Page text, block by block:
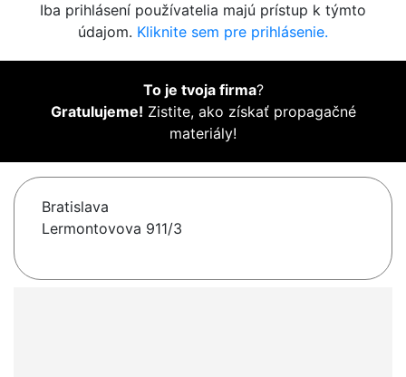
Iba prihlásení používatelia majú prístup k týmto
údajom. Kliknite sem pre prihlásenie.
To je tvoja firma?
Gratulujeme! Zistite, ako získať propagačné
materiály!
Bratislava
Lermontovova 911/3